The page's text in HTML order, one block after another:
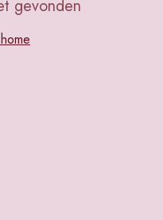
gevonden